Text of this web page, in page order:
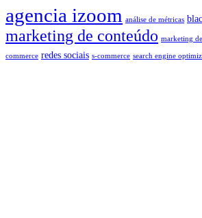
agencia izoom análise de métricas
marketing de conteúdo marketing
commerce redes sociais s-commerce search engine